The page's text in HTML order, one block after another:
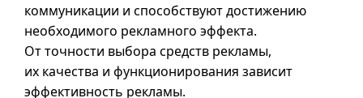
коммуникации и способствуют достижению
необходимого рекламного эффекта.
От точности выбора средств рекламы,
их качества и функционирования зависит
эффективность рекламы.